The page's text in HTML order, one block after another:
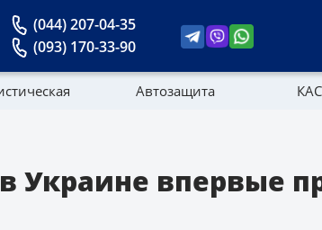
(044) 207-04-35
(093) 170-33-90
Автозащита
Украине впервые